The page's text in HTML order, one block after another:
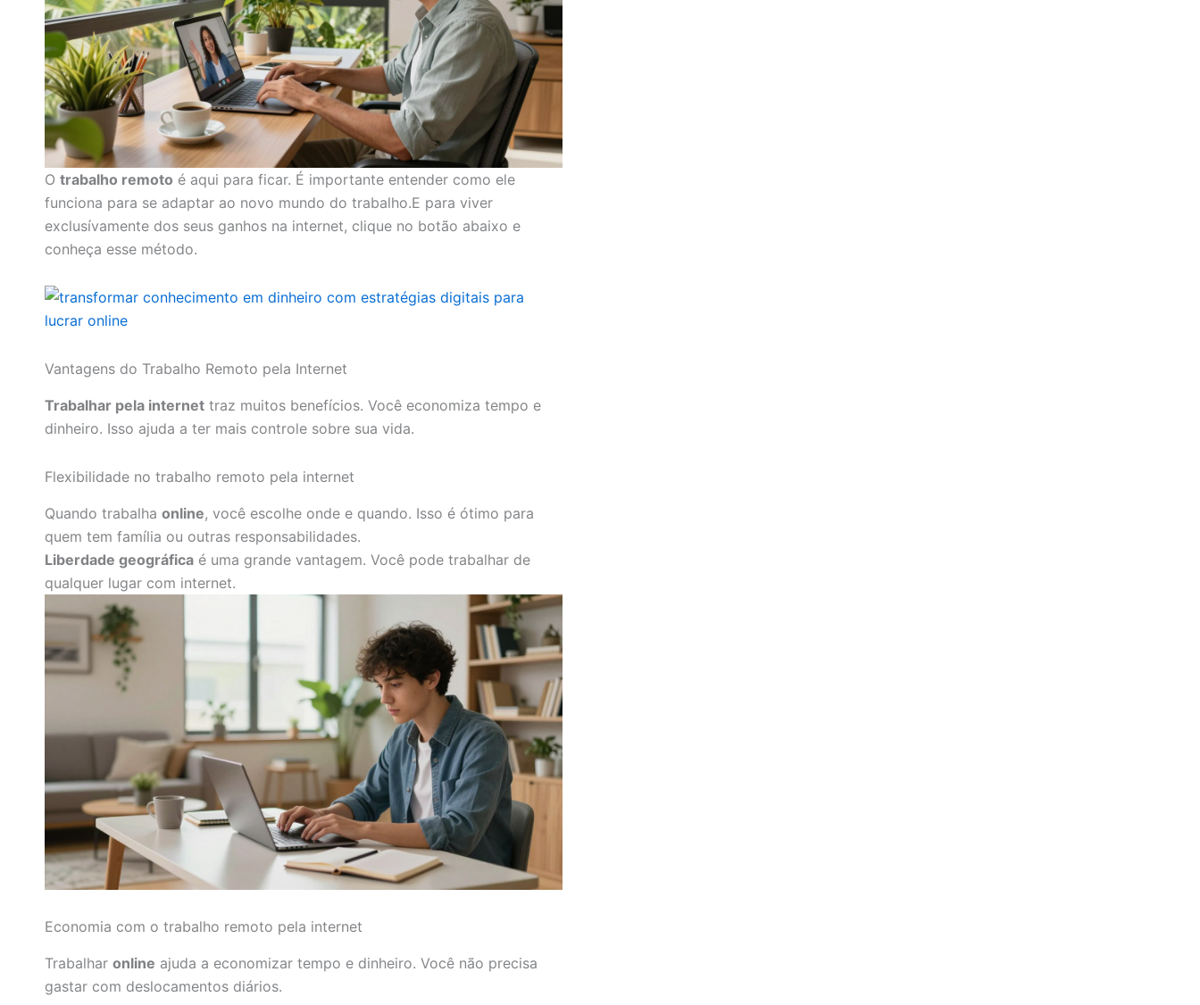
O trabalho remoto é aqui para ficar. É importante entender como ele
funciona para se adaptar ao novo mundo do trabalho.E para viver
exclusívamente dos seus ganhos na internet, clique no botão abaixo e
conheça esse método.
Vantagens do Trabalho Remoto pela Internet
Trabalhar pela internet traz muitos benefícios. Você economiza tempo e
dinheiro. Isso ajuda a ter mais controle sobre sua vida.
Flexibilidade no trabalho remoto pela internet
Quando trabalha online, você escolhe onde e quando. Isso é ótimo para
quem tem família ou outras responsabilidades.
Liberdade geográfica é uma grande vantagem. Você pode trabalhar de
qualquer lugar com internet.
Economia com o trabalho remoto pela internet
Trabalhar online ajuda a economizar tempo e dinheiro. Você não precisa
gastar com deslocamentos diários.